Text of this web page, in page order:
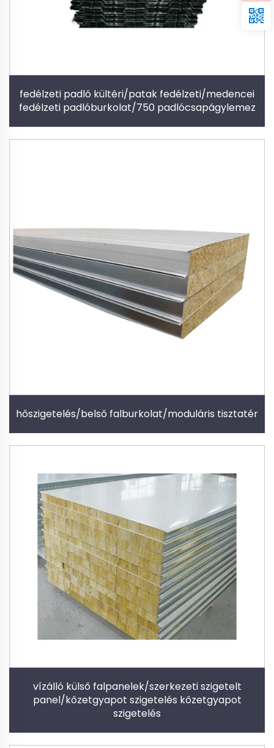
fedélzeti padló kültéri/patak fedélzeti/medencei
fedélzeti padlóburkolat/750 padlócsapágylemez
hőszigetelés/belső falburkolat/moduláris tisztatér
vízálló külső falpanelek/szerkezeti szigetelt
panel/kőzetgyapot szigetelés kőzetgyapot
szigetelés